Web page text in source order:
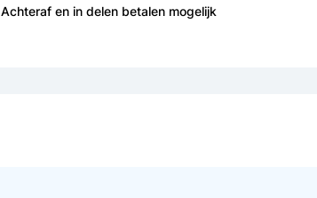
Achteraf en in delen betalen mogelijk